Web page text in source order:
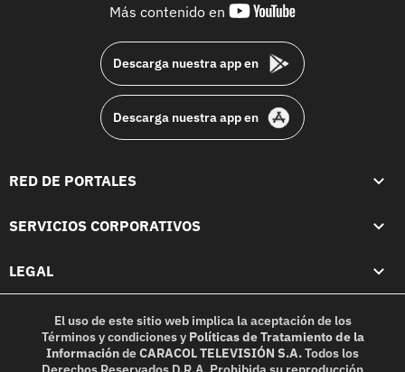
Más contenido en
youtube-
Descarga nuestra app en
Descarga nuestra app en
RED DE PORTALES
SERVICIOS CORPORATIVOS
LEGAL
El uso de este sitio web implica la aceptación de los
Términos y condicionesy Políticas de Tratamiento de la
InformacióndeCARACOL TELEVISIÓN S.A.Todos los